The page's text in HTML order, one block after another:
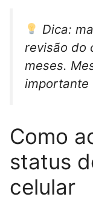
Dica:
revisão do
meses.
importante
Como
status
celular